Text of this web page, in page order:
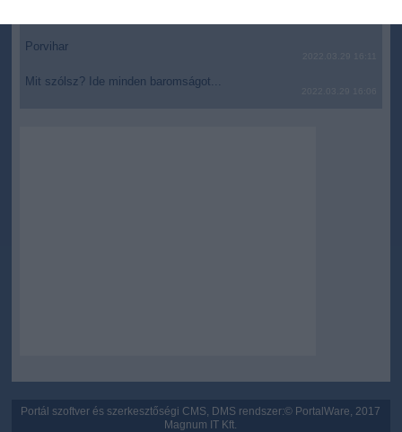
related to security, including authentication
functionality and fraud prevention, and other
Porvihar
Mit szólsz? Ide minden baromságot...
Portál szoftver és szerkesztőségi CMS, DMS rendszer:© PortalWare, 2017
Magnum IT Kft.